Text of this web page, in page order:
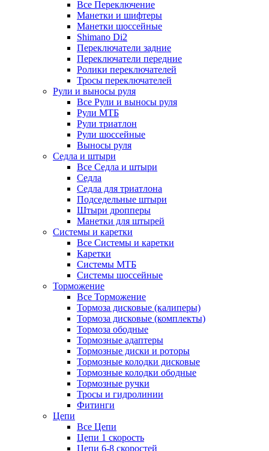
Все Переключение
Манетки и шифтеры
Манетки шоссейные
Shimano Di2
Переключатели задние
Переключатели передние
Ролики переключателей
Тросы переключателей
Рули и выносы руля
Все Рули и выносы руля
Рули МТБ
Рули триатлон
Рули шоссейные
Выносы руля
Седла и штыри
Все Седла и штыри
Седла
Седла для триатлона
Подседельные штыри
Штыри дропперы
Манетки для штырей
Системы и каретки
Все Системы и каретки
Каретки
Системы МТБ
Системы шоссейные
Торможение
Все Торможение
Тормоза дисковые (калиперы)
Тормоза дисковые (комплекты)
Тормоза ободные
Тормозные адаптеры
Тормозные диски и роторы
Тормозные колодки дисковые
Тормозные колодки ободные
Тормозные ручки
Тросы и гидролинии
Фитинги
Цепи
Все Цепи
Цепи 1 скорость
Цепи 6-8 скоростей